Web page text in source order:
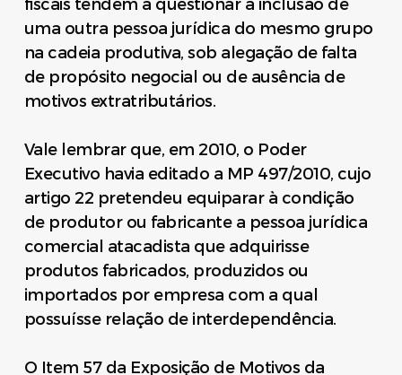
fiscais tendem a questionar a inclusão de
uma outra pessoa jurídica do mesmo grupo
na cadeia produtiva, sob alegação de falta
de propósito negocial ou de ausência de
motivos extratributários.
Vale lembrar que, em 2010, o Poder
Executivo havia editado a MP 497/2010, cujo
artigo 22 pretendeu equiparar à condição
de produtor ou fabricante a pessoa jurídica
comercial atacadista que adquirisse
produtos fabricados, produzidos ou
importados por empresa com a qual
possuísse relação de interdependência.
O Item 57 da Exposição de Motivos da